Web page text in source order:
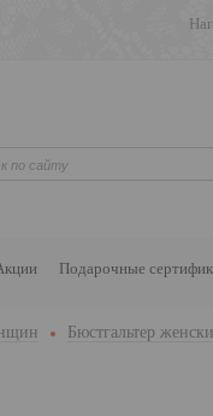
Подарочные
Бюстгальтер